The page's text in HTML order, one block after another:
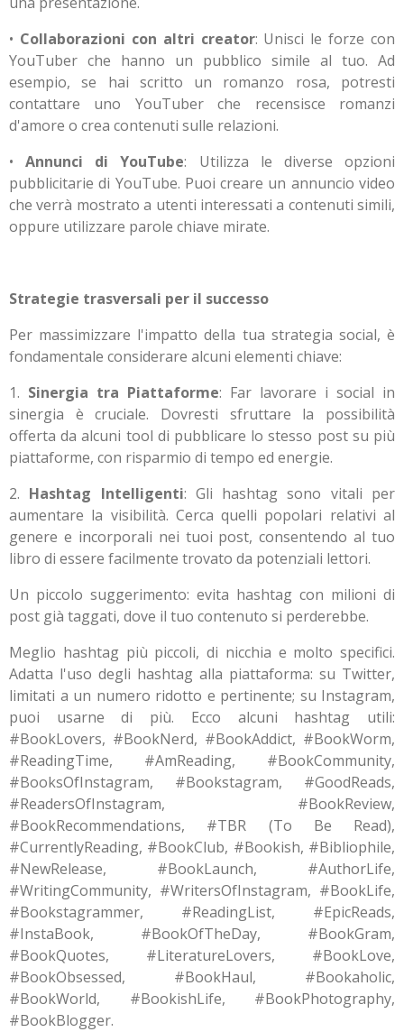
• Collaborazioni con altri creator: Unisci le forze con
YouTuber che hanno un pubblico simile al tuo. Ad
esempio, se hai scritto un romanzo rosa, potresti
contattare uno YouTuber che recensisce romanzi
d'amore o crea contenuti sulle relazioni.
•Annunci di YouTube: Utilizza le diverse opzioni
pubblicitarie di YouTube. Puoi creare un annuncio video
che verrà mostrato a utenti interessati a contenuti simili,
oppure utilizzare parole chiave mirate.
Strategie trasversali per il successo
Per massimizzare l'impatto della tua strategia social, è
fondamentale considerare alcuni elementi chiave:
1. Sinergia tra Piattaforme: Far lavorare i social in
sinergia è cruciale. Dovresti sfruttare la possibilità
offerta da alcuni tool di pubblicare lo stesso post su più
piattaforme, con risparmio di tempo ed energie.
2. Hashtag Intelligenti: Gli hashtag sono vitali per
aumentare la visibilità. Cerca quelli popolari relativi al
genere e incorporali nei tuoi post, consentendo al tuo
libro di essere facilmente trovato da potenziali lettori.
Un piccolo suggerimento: evita hashtag con milioni di
post già taggati, dove il tuo contenuto si perderebbe.
Meglio hashtag più piccoli, di nicchia e molto specifici.
Adatta l'uso degli hashtag alla piattaforma: su Twitter,
limitati a un numero ridotto e pertinente; su Instagram,
puoi usarne di più. Ecco alcuni hashtag utili:
#BookLovers, #BookNerd, #BookAddict, #BookWorm,
#ReadingTime, #AmReading, #BookCommunity,
#BooksOfInstagram, #Bookstagram, #GoodReads,
#ReadersOfInstagram, #BookReview,
#BookRecommendations, #TBR (To Be Read),
#CurrentlyReading, #BookClub, #Bookish, #Bibliophile,
#NewRelease, #BookLaunch, #AuthorLife,
#WritingCommunity, #WritersOfInstagram, #BookLife,
#Bookstagrammer, #ReadingList, #EpicReads,
#InstaBook, #BookOfTheDay, #BookGram,
#BookQuotes, #LiteratureLovers, #BookLove,
#BookObsessed, #BookHaul, #Bookaholic,
#BookWorld, #BookishLife, #BookPhotography,
#BookBlogger.